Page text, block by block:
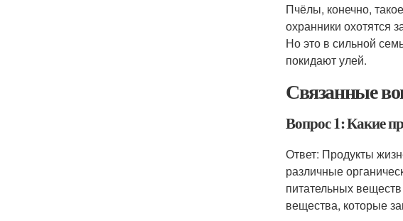
Пчёлы, конечно,
охранники охотятся
Но это в сильной
покидают улей.
Связанные
Вопрос 1: Какие
Ответ: Продукты
различные
питательных
вещества, которые